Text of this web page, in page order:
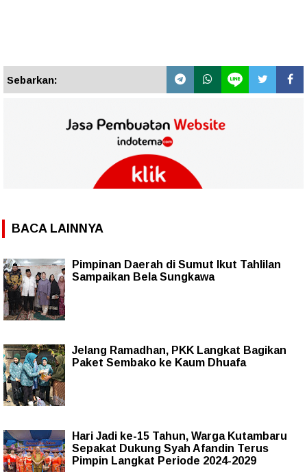
Sebarkan:
BACA LAINNYA
Pimpinan Daerah di Sumut Ikut Tahlilan
Sampaikan Bela Sungkawa
Jelang Ramadhan, PKK Langkat Bagikan
Paket Sembako ke Kaum Dhuafa
Hari Jadi ke-15 Tahun, Warga Kutambaru
Sepakat Dukung Syah Afandin Terus
Pimpin Langkat Periode 2024-2029